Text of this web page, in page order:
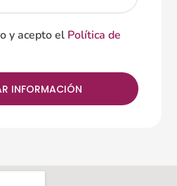
y acepto el Política de
INFORMACIÓN